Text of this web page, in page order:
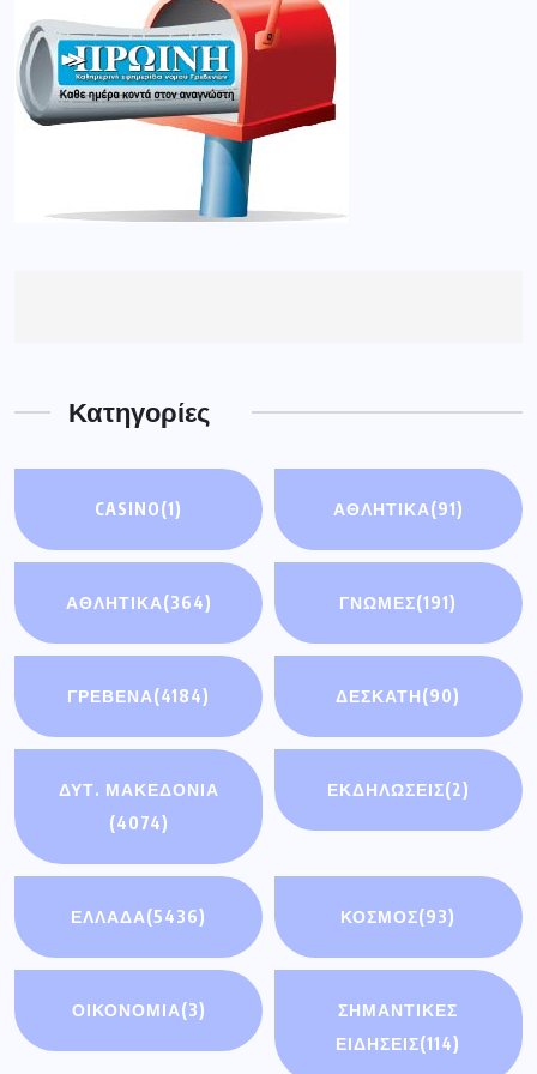
Κατηγορίες
CASINO(1) ΑΘΛΗΤΙΚΆ(91)
ΑΘΛΗΤΙΚΑ(364) ΓΝΩΜΕΣ(191)
ΓΡΕΒΕΝΑ(4184) ΔΕΣΚΑΤΗ(90)
ΔΥΤ. ΜΑΚΕΔΟΝΙΑ
(4074)
ΕΚΔΗΛΩΣΕΙΣ(2)
ΕΛΛΑΔΑ(5436) ΚΟΣΜΟΣ(93)
ΟΙΚΟΝΟΜΊΑ(3)
ΣΗΜΑΝΤΙΚΈΣ
ΕΙΔΉΣΕΙΣ(114)